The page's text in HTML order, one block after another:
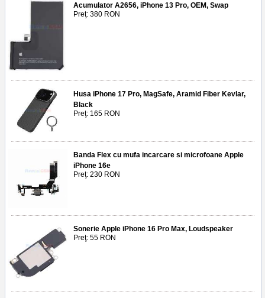
Acumulator A2656, iPhone 13 Pro, OEM, Swap
Preţ: 380 RON
Husa iPhone 17 Pro, MagSafe, Aramid Fiber Kevlar,
Black
Preţ: 165 RON
Banda Flex cu mufa incarcare si microfoane Apple
iPhone 16e
Preţ: 230 RON
Sonerie Apple iPhone 16 Pro Max, Loudspeaker
Preţ: 55 RON